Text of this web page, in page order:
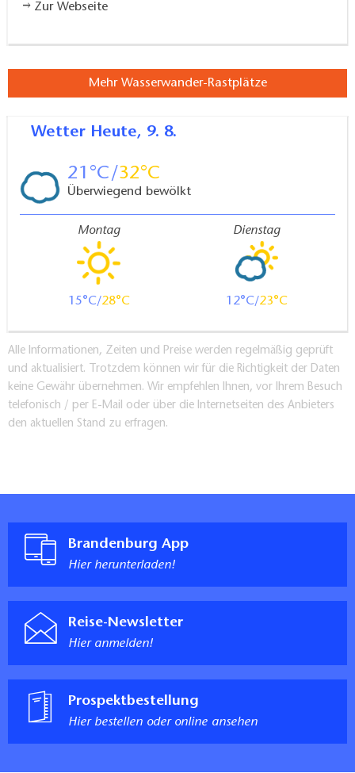
Zur Webseite
Mehr Wasserwander-Rastplätze
Wetter Heute, 9. 8.
21 32
Überwiegend bewölkt
Montag
15 28
Dienstag
12 23
Alle Informationen, Zeiten und Preise werden regelmäßig geprüft
und aktualisiert. Trotzdem können wir für die Richtigkeit der Daten
keine Gewähr übernehmen. Wir empfehlen Ihnen, vor Ihrem Besuch
telefonisch / per E-Mail oder über die Internetseiten des Anbieters
den aktuellen Stand zu erfragen.
Brandenburg App
Hier herunterladen!
Reise-Newsletter
Hier anmelden!
Prospektbestellung
Hier bestellen oder online ansehen